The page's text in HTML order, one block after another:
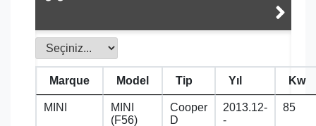
Marque Model Tip Yıl Kw
MINI
MINI
(F56)
Cooper
D
2013.12-
-
85